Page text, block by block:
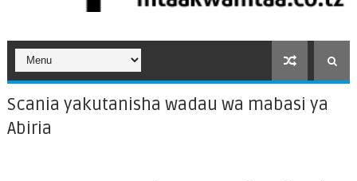
Scania yakutanisha wadau wa mabasi ya
Abiria